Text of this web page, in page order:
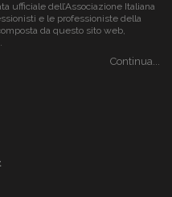
ufficiale dell’Associazione Italiana
e le professioniste della
da questo sito web,
Continua...